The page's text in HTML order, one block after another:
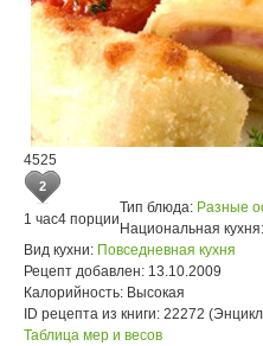
4525
2
1 час4 порции
Тип блюда: Разные
Национальная кухня:
Вид кухни: Повседневная кухня
Рецепт добавлен: 13.10.2009
Калорийность: Высокая
ID рецепта из книги: 22272
Таблица мер и весов